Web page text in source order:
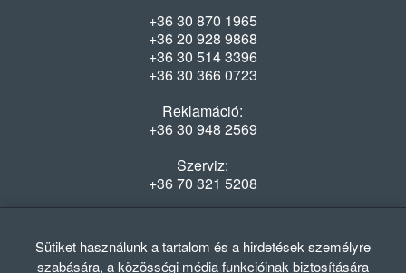
+36 30 870 1965
+36 20 928 9868
+36 30 514 3396
+36 30 366 0723
Reklamáció:
+36 30 948 2569
Szerviz:
+36 70 321 5208
Hétfő-Péntek: 08:00-16:30
Sütiket használunk a tartalom és a hirdetések személyre
szabására, a közösségi média funkcióinak biztosítására